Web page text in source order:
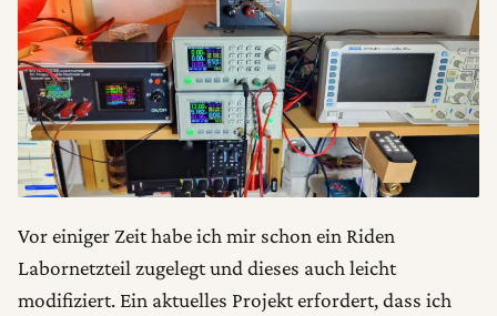
Vor einiger Zeit habe ich mir schon ein Riden
Labornetzteil zugelegt und dieses auch leicht
modifiziert. Ein aktuelles Projekt erfordert, dass ich